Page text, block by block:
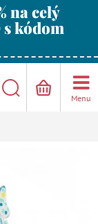
na celý
kódom
Menu